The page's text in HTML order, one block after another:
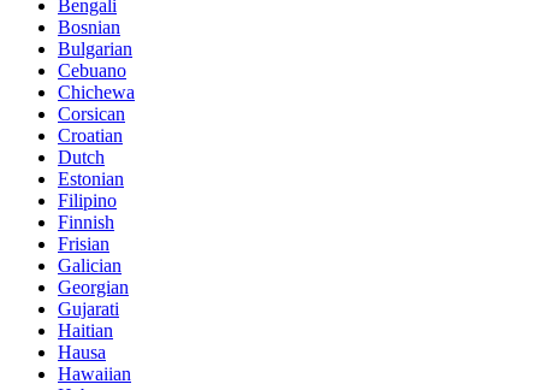
Bengali
Bosnian
Bulgarian
Cebuano
Chichewa
Corsican
Croatian
Dutch
Estonian
Filipino
Finnish
Frisian
Galician
Georgian
Gujarati
Haitian
Hausa
Hawaiian